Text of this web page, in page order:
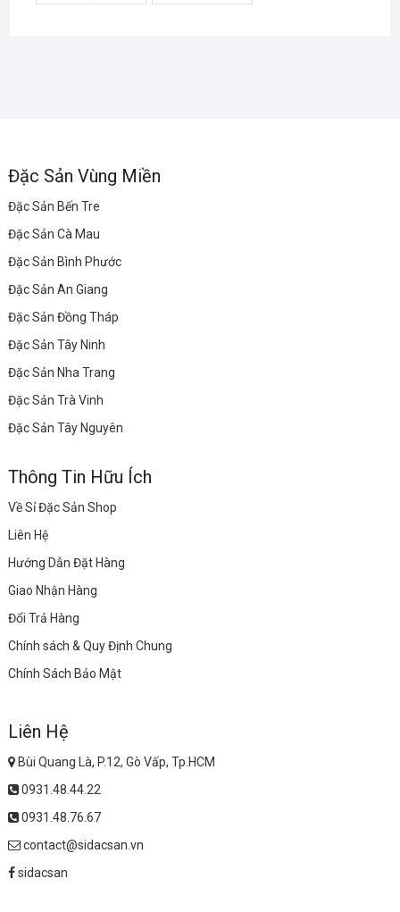
Đặc Sản Vùng Miền
Đặc Sản Bến Tre
Đặc Sản Cà Mau
Đặc Sản Bình Phước
Đặc Sản An Giang
Đặc Sản Đồng Tháp
Đặc Sản Tây Ninh
Đặc Sản Nha Trang
Đặc Sản Trà Vinh
Đặc Sản Tây Nguyên
Thông Tin Hữu Ích
Về Sỉ Đặc Sản Shop
Liên Hệ
Hướng Dẫn Đặt Hàng
Giao Nhận Hàng
Đổi Trả Hàng
Chính sách & Quy Định Chung
Chính Sách Bảo Mật
Liên Hệ
Bùi Quang Là, P.12, Gò Vấp, Tp.HCM
0931.48.44.22
0931.48.76.67
contact@sidacsan.vn
sidacsan